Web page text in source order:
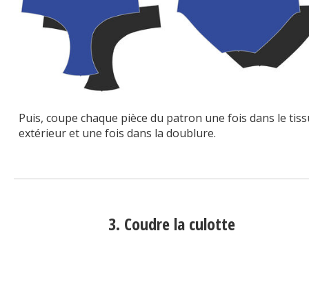
Puis, coupe chaque pièce du patron une fois dans le
extérieur et une fois dans la doublure.
3. Coudre la culotte